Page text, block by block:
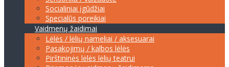
Socialiniai įgūdžiai
Specialūs poreikiai
Vaidmenų žaidimai
Lėlės / lėlių nameliai / aksesuarai
Pasakojimų / kalbos lėlės
Pirštininės lėlės lėlių teatrui